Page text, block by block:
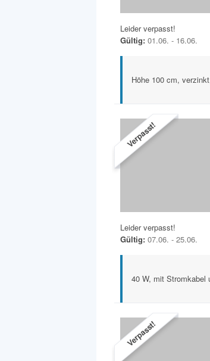
Leider verpasst!
Gültig: 01.06. - 16.06.
Höhe 100 cm,
Verpasst!
Leider verpasst!
Gültig: 07.06. - 25.06.
40 W, mit Stromkabel
Verpasst!